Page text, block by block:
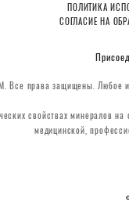
ПОЛИТИКА
СОГЛАСИЕ НА
Все права защищены. Любое
свойствах минералов
медицинской,